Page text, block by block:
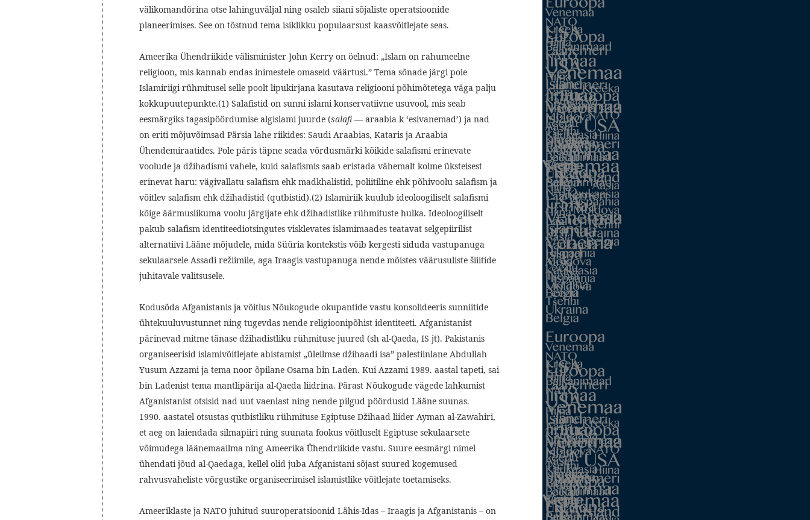
välikomandörina otse lahinguväljal ning osaleb siiani sõjaliste operatsioonide
planeerimises. See on tõstnud tema isiklikku populaarsust kaasvõitlejate seas.
Ameerika Ühendriikide välisminister John Kerry on öelnud: „Islam on rahumeelne
religioon, mis kannab endas inimestele omaseid väärtusi.” Tema sõnade järgi pole
Islamiriigi rühmitusel selle poolt lipukirjana kasutava religiooni põhimõtetega väga palju
kokkupuutepunkte.(1) Salafistid on sunni islami konservatiivne usuvool, mis seab
eesmärgiks tagasipöördumise algislami juurde (salafi — araabia k ʻesivanemad’) ja nad
on eriti mõjuvõimsad Pärsia lahe riikides: Saudi Araabias, Kataris ja Araabia
Ühendemiraatides. Pole päris täpne seada võrdusmärki kõikide salafismi erinevate
voolude ja džihadismi vahele, kuid salafismis saab eristada vähemalt kolme üksteisest
erinevat haru: vägivallatu salafism ehk madkhalistid, poliitiline ehk põhivoolu salafism ja
võitlev salafism ehk džihadistid (qutbistid).(2) Islamiriik kuulub ideoloogiliselt salafismi
kõige äärmuslikuma voolu järgijate ehk džihadistlike rühmituste hulka. Ideoloogiliselt
pakub salafism identiteediotsingutes visklevates islamimaades teatavat selgepiirilist
alternatiivi Lääne mõjudele, mida Süüria kontekstis võib kergesti siduda vastupanuga
sekulaarsele Assadi režiimile, aga Iraagis vastupanuga nende mõistes väärusuliste šiiitide
juhitavale valitsusele.
Kodusõda Afganistanis ja võitlus Nõukogude okupantide vastu konsolideeris sunniitide
ühtekuuluvustunnet ning tugevdas nende religioonipõhist identiteeti. Afganistanist
pärinevad mitme tänase džihadistliku rühmituse juured (sh al-Qaeda, IS jt). Pakistanis
organiseerisid islamivõitlejate abistamist „üleilmse džihaadi isa” palestiinlane Abdullah
Yusum Azzami ja tema noor õpilane Osama bin Laden. Kui Azzami 1989. aastal tapeti, sai
bin Ladenist tema mantlipärija al-Qaeda liidrina. Pärast Nõukogude vägede lahkumist
Afganistanist otsisid nad uut vaenlast ning nende pilgud pöördusid Lääne suunas.
1990. aastatel otsustas qutbistliku rühmituse Egiptuse Džihaad liider Ayman al-Zawahiri,
et aeg on laiendada silmapiiri ning suunata fookus võitluselt Egiptuse sekulaarsete
võimudega läänemaailma ning Ameerika Ühendriikide vastu. Suure eesmärgi nimel
ühendati jõud al-Qaedaga, kellel olid juba Afganistani sõjast suured kogemused
rahvusvaheliste võrgustike organiseerimisel islamistlike võitlejate toetamiseks.
Ameeriklaste ja NATO juhitud suuroperatsioonid Lähis-Idas – Iraagis ja Afganistanis – on